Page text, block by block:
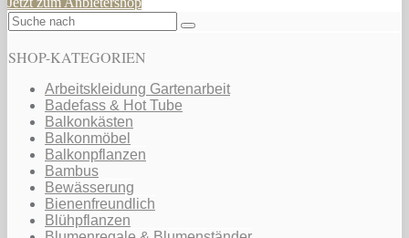
SHOP-KATEGORIEN
Arbeitskleidung Gartenarbeit
Badefass & Hot Tube
Balkonkästen
Balkonmöbel
Balkonpflanzen
Bambus
Bewässerung
Bienenfreundlich
Blühpflanzen